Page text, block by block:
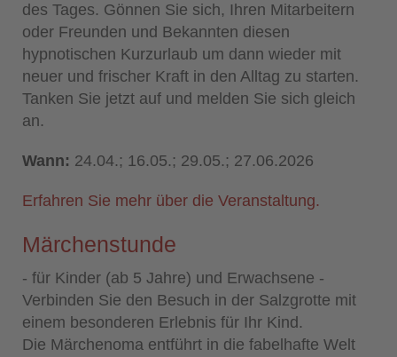
des Tages. Gönnen Sie sich, Ihren Mitarbeitern
oder Freunden und Bekannten diesen
hypnotischen Kurzurlaub um dann wieder mit
neuer und frischer Kraft in den Alltag zu starten.
Tanken Sie jetzt auf und melden Sie sich gleich
an.
Wann: 24.04.; 16.05.; 29.05.; 27.06.2026
Erfahren Sie mehr über die Veranstaltung.
Märchenstunde
- für Kinder (ab 5 Jahre) und Erwachsene -
Verbinden Sie den Besuch in der Salzgrotte mit
einem besonderen Erlebnis für Ihr Kind.
Die Märchenoma entführt in die fabelhafte Welt